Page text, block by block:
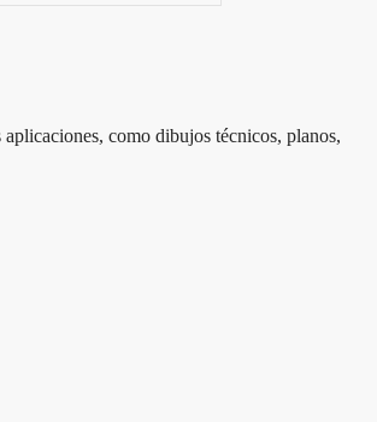
como dibujos técnicos, planos,